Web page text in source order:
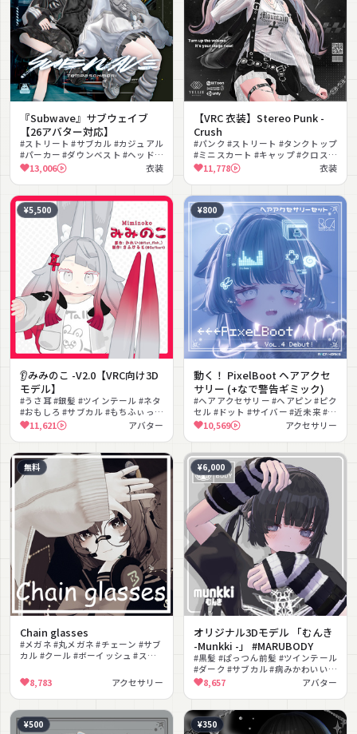
『Subwave』サブウェイブ
【26アバター対応】
#ストリート #サブカル #カジュアル
#パーカー #ダウンベスト #ヘッドホ
ン #バケットハット #スニーカー #
カーゴパンツ #プリーツスカート
13,006 衣装
【VRC 衣装】Stereo Punk -
Crush
#パンク #ストリート #タンクトップ
#ミニスカート #キャップ #クロス #
ハーネス #クール #シースルー #MA
11,778 衣装
¥5,500
👂みみのこ -V2.0【VRC向け3D
モデル】
#うさ耳 #銀髪 #ツインテール #ネタ
#おもしろ #サブカル #もちふぃっ
た〜対応 #バトル #もふもふ
#VRChat
11,621 アバター
¥800
動く！ PixelBoot ヘアアクセ
サリー (+なで警告ギミック)
#ヘアアクセサリー #ヘアピン #ピク
セル #ドット #サイバー #近未来 #ネ
オン #グリッチ #病みかわいい #な
でなでギミック
10,569 アクセサリー
無料
Chain glasses
#メガネ #丸メガネ #チェーン #サブ
カル #クール #ボーイッシュ #スト
8,783 アクセサリー
¥6,000
オリジナル3Dモデル 「むんき
-Munkki -」 #MARUBODY
#黒髪 #ぱっつん前髪 #ツインテール
#ダーク #サブカル #病みかわいい #
クール #ルームウェア #レッグウォ
ーマー #MARUBODY
8,657 アバター
¥500 ¥350